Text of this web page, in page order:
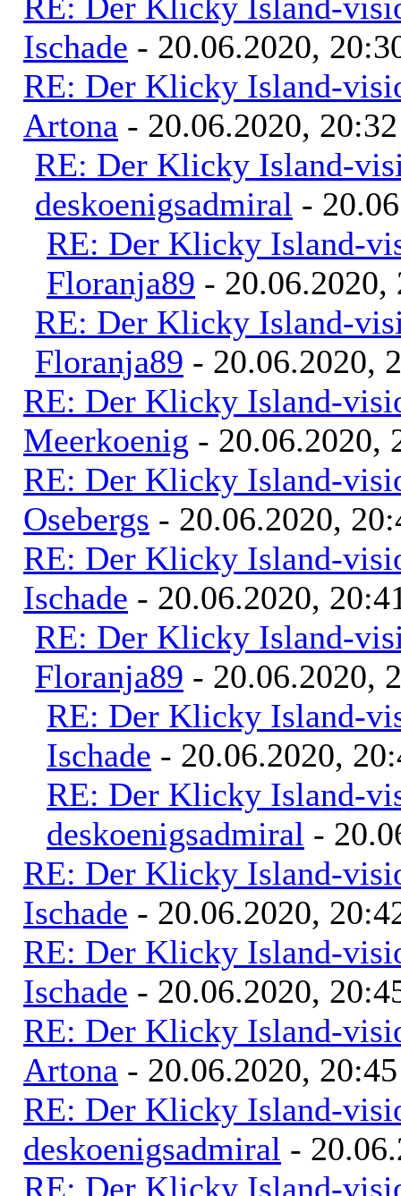
Ischade - 20.06.2020,
RE: Der Klicky Island-
Artona - 20.06.2020, 20:32
RE: Der Klicky Island-
deskoenigsadmiral -
RE: Der Klicky Island-
Floranja89 - 20.06.2020,
RE: Der Klicky Island-
Floranja89 - 20.06.2020,
RE: Der Klicky Island-
Meerkoenig - 20.06.2020,
RE: Der Klicky Island-
Osebergs - 20.06.2020,
RE: Der Klicky Island-
Ischade - 20.06.2020,
RE: Der Klicky Island-
Floranja89 - 20.06.2020,
RE: Der Klicky Island-
Ischade - 20.06.2020,
RE: Der Klicky Island-
deskoenigsadmiral -
RE: Der Klicky Island-
Ischade - 20.06.2020,
RE: Der Klicky Island-
Ischade - 20.06.2020,
RE: Der Klicky Island-
Artona - 20.06.2020, 20:45
RE: Der Klicky Island-
deskoenigsadmiral -
RE: Der Klicky Island-